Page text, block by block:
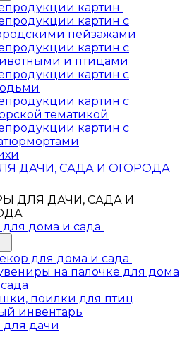
картин
картин с
пейзажами
картин с
и птицами
картин с
картин с
тематикой
картин с
ДАЧИ, САДА И ОГОРОДА
ДЛЯ ДАЧИ, САДА И
дома и сада
для дома и сада
на палочке для дома
поилки для птиц
инвентарь
для дачи